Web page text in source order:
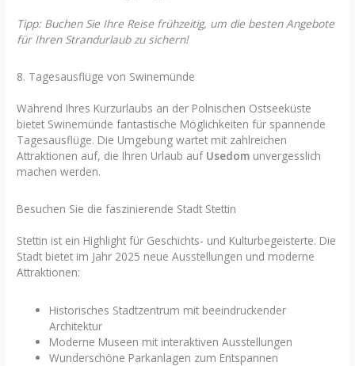
Tipp: Buchen Sie Ihre Reise frühzeitig, um die besten Angebote
für Ihren Strandurlaub zu sichern!
8. Tagesausflüge von Swinemünde
Während Ihres Kurzurlaubs an der Polnischen Ostseeküste
bietet Swinemünde fantastische Möglichkeiten für spannende
Tagesausflüge. Die Umgebung wartet mit zahlreichen
Attraktionen auf, die Ihren Urlaub auf Usedom unvergesslich
machen werden.
Besuchen Sie die faszinierende Stadt Stettin
Stettin ist ein Highlight für Geschichts- und Kulturbegeisterte. Die
Stadt bietet im Jahr 2025 neue Ausstellungen und moderne
Attraktionen:
Historisches Stadtzentrum mit beeindruckender
Architektur
Moderne Museen mit interaktiven Ausstellungen
Wunderschöne Parkanlagen zum Entspannen